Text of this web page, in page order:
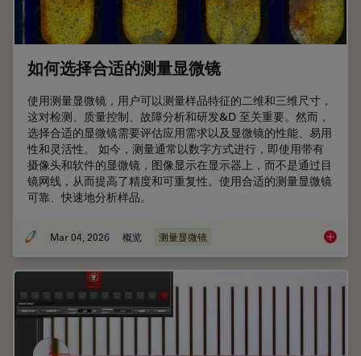
如何选择合适的测量显微镜
使用测量显微镜，用户可以测量样品特征的二维和三维尺寸，
这对检测、质量控制、故障分析和研发&D 至关重要。然而，
选择合适的显微镜需要评估应用需求以及显微镜的性能、易用
性和灵活性。 如今，测量通常以数字方式进行，即使用带有
摄像头和软件的显微镜，图像显示在显示器上，而不是通过目
镜网线，从而提高了精度和可重复性。使用合适的测量显微镜
可靠、快速地分析样品。
Mar 04, 2026 概览 测量显微镜 如何选